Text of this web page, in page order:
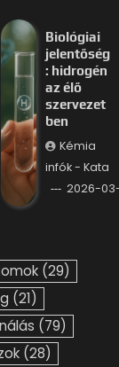
Biológiai
jelentőség
: hidrogén
az élő
szervezet
ben
Kémia
infók - Kata
2026-
(29)
(21)
(79)
(28)